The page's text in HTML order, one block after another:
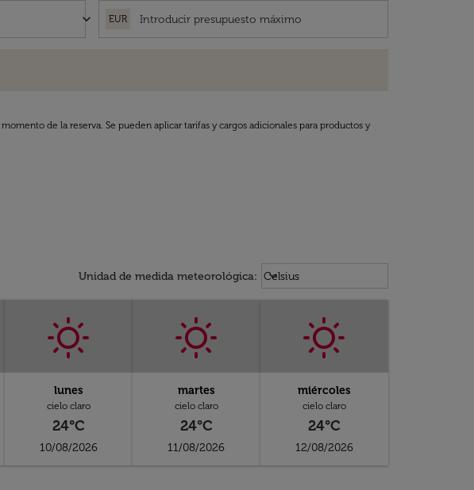
keyboard_arrow_down EUR
de la reserva. Se pueden aplicar tarifas y cargos adicionales para productos y
Unidad de medida meteorológica: Weather unit option Celsius
Celsius
keyboard_arrow_down
lunes
cielo claro
24°C
10/08/2026
martes
cielo claro
24°C
11/08/2026
miércoles
cielo claro
24°C
12/08/2026